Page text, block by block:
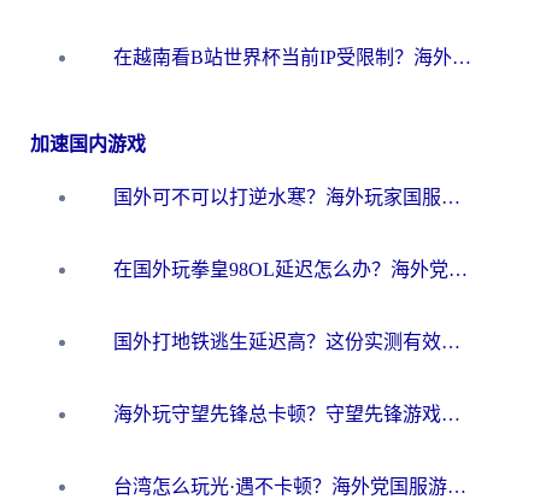
在越南看B站世界杯当前IP受限制？海外党体育观赛终极指南来了
加速国内游戏
国外可不可以打逆水寒？海外玩家国服畅玩终极指南（附漫威荒野乱斗加速方案）
在国外玩拳皇98OL延迟怎么办？海外党亲测有效的低延迟指南
国外打地铁逃生延迟高？这份实测有效的低延迟指南帮你吃鸡
海外玩守望先锋总卡顿？守望先锋游戏加速器在哪里买&避坑指南（附欧洲非洲游戏实测）
台湾怎么玩光·遇不卡顿？海外党国服游戏加速终极攻略（附实测体验）